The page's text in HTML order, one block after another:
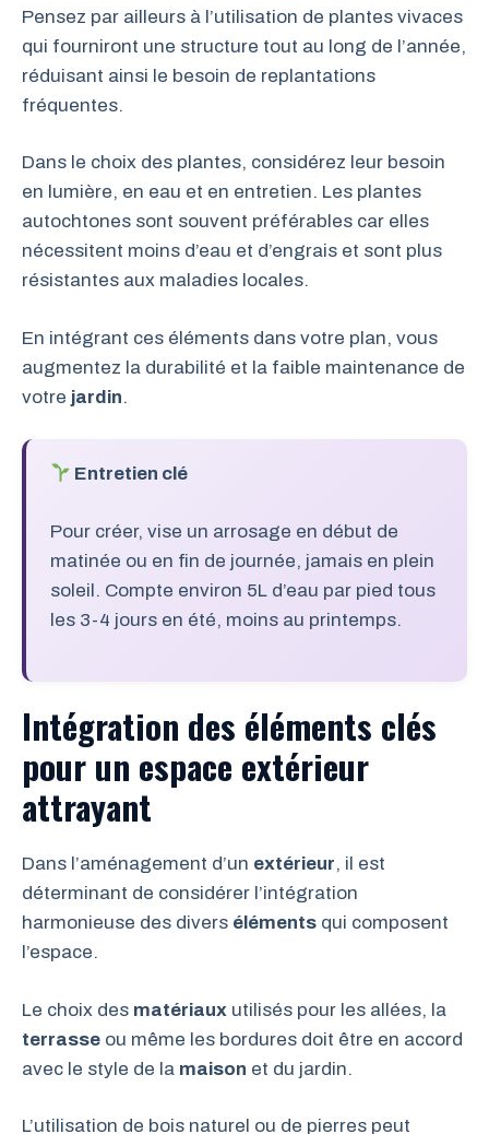
Pensez par ailleurs à l’utilisation de plantes vivaces
qui fourniront une structure tout au long de l’année,
réduisant ainsi le besoin de replantations
fréquentes.
Dans le choix des plantes, considérez leur besoin
en lumière, en eau et en entretien. Les plantes
autochtones sont souvent préférables car elles
nécessitent moins d’eau et d’engrais et sont plus
résistantes aux maladies locales.
En intégrant ces éléments dans votre plan, vous
augmentez la durabilité et la faible maintenance de
votre jardin.
Entretien clé
Pour créer, vise un arrosage en début de
matinée ou en fin de journée, jamais en plein
soleil. Compte environ 5L d’eau par pied tous
les 3-4 jours en été, moins au printemps.
Intégration des éléments clés
pour un espace extérieur
attrayant
Dans l’aménagement d’un extérieur, il est
déterminant de considérer l’intégration
harmonieuse des divers éléments qui composent
l’espace.
Le choix des matériaux utilisés pour les allées, la
terrasse ou même les bordures doit être en accord
avec le style de la maison et du jardin.
L’utilisation de bois naturel ou de pierres peut